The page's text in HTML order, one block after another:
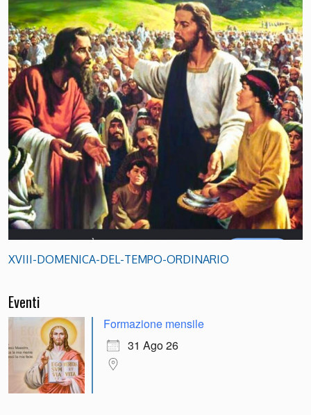
XVIII-DOMENICA-DEL-TEMPO-ORDINARIO
Eventi
Formazione mensile
31 Ago 26